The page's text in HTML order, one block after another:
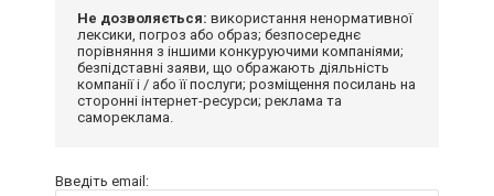
Не дозволяється: використання ненормативної
лексики, погроз або образ; безпосереднє
порівняння з іншими конкуруючими компаніями;
безпідставні заяви, що ображають діяльність
компанії і / або її послуги; розміщення посилань на
сторонні інтернет-ресурси; реклама та
самореклама.
Введіть email: